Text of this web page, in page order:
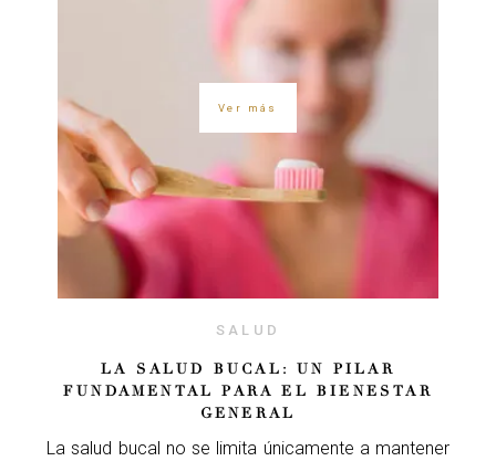
Ver más
SALUD
LA SALUD BUCAL: UN PILAR
FUNDAMENTAL PARA EL BIENESTAR
GENERAL
La salud bucal no se limita únicamente a mantener